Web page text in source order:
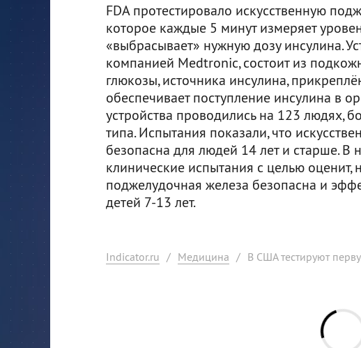
FDA протестировало искусственную
которое каждые 5 минут измеряет
«выбрасывает» нужную дозу инсулина.
компанией Medtronic, состоит из
глюкозы, источника инсулина,
обеспечивает поступление инсулина в
устройства проводились на 123 людях,
типа. Испытания показали, что
безопасна для людей 14 лет и старше. В
клинические испытания с целью оценит,
поджелудочная железа безопасна и
детей 7-13 лет.
Indicator.ru / Медицина / В США тестируют